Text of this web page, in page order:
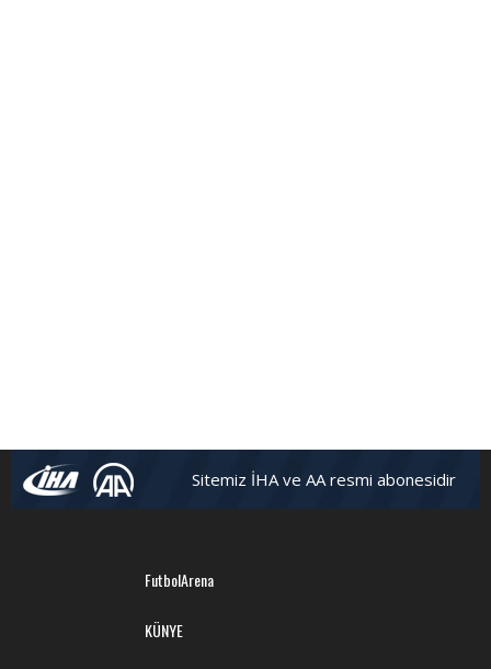
Sitemiz İHA ve AA resmi abonesidir
FutbolArena
KÜNYE